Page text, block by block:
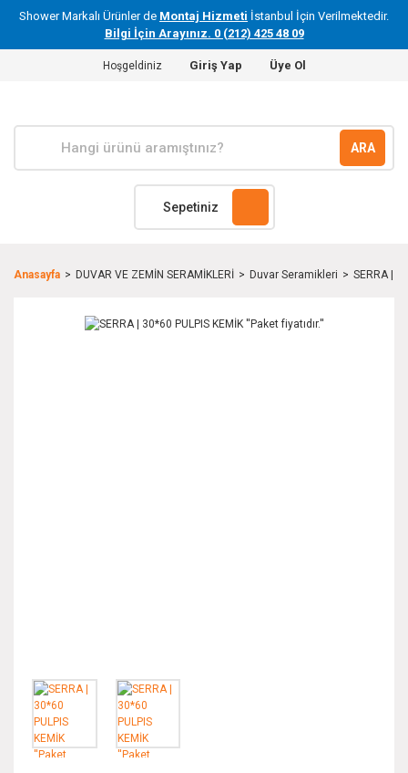
Shower Markalı Ürünler de Montaj Hizmeti İstanbul İçin Verilmektedir.
Bilgi İçin Arayınız. 0 (212) 425 48 09
Hoşgeldiniz Giriş Yap Üye Ol
ARA
Sepetiniz
Anasayfa DUVAR VE ZEMİN SERAMİKLERİ Duvar Seramikleri SERRA |